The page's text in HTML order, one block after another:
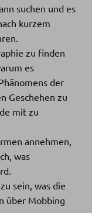
suchen und es
kurzem
zu finden
es
der
Geschehen zu
mit zu
annehmen,
was
sein, was die
über Mobbing